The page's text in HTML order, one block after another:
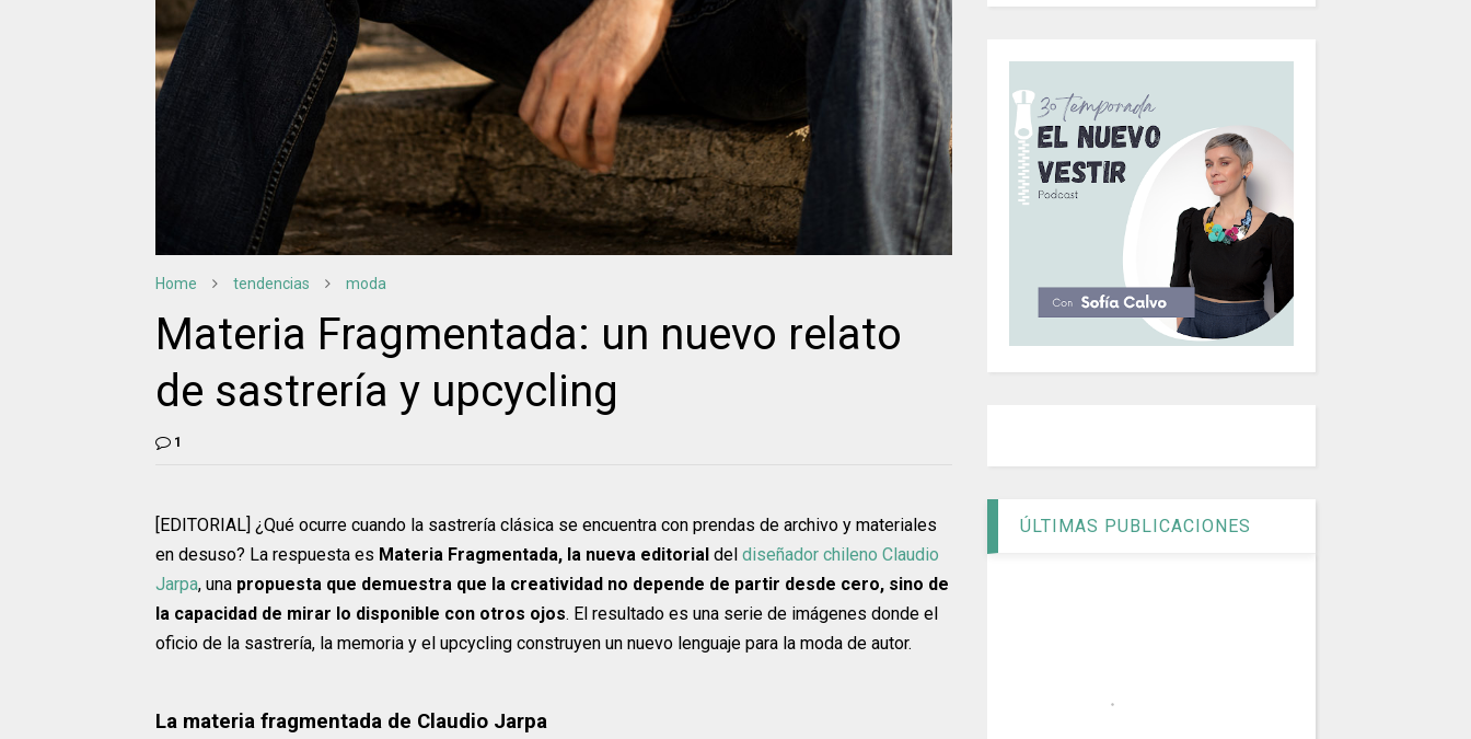
Home tendencias moda
Materia Fragmentada: un nuevo relato
de sastrería y upcycling
1
[EDITORIAL] ¿Qué ocurre cuando la sastrería clásica se encuentra con prendas de archivo y materiales
en desuso? La respuesta es Materia Fragmentada, la nueva editorial del diseñador chileno Claudio
Jarpa, una propuesta que demuestra que la creatividad no depende de partir desde cero, sino de
la capacidad de mirar lo disponible con otros ojos. El resultado es una serie de imágenes donde el
oficio de la sastrería, la memoria y el upcycling construyen un nuevo lenguaje para la moda de autor.
La materia fragmentada de Claudio Jarpa
ÚLTIMAS PUBLICACIONES